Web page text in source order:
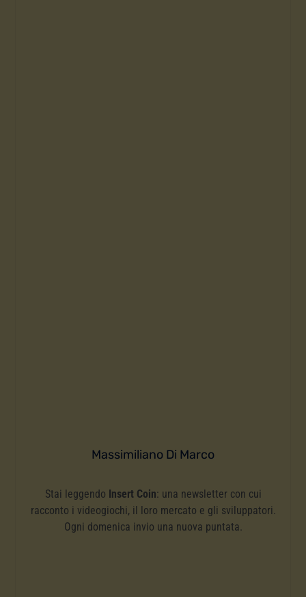
Massimiliano Di Marco
Stai leggendo Insert Coin: una newsletter con cui
racconto i videogiochi, il loro mercato e gli sviluppatori.
Ogni domenica invio una nuova puntata.